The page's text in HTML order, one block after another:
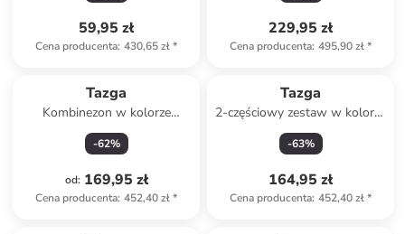
59,95 zł
Cena producenta: 430,65 zł*
229,95 zł
Cena producenta: 495,90 zł*
Tazga
Kombinezon w kolorze
różowym
-62%
od: 169,95 zł
Cena producenta: 452,40 zł*
Tazga
2-częściowy zestaw w kolorze
różowo-czerwonym
-63%
164,95 zł
Cena producenta: 452,40 zł*